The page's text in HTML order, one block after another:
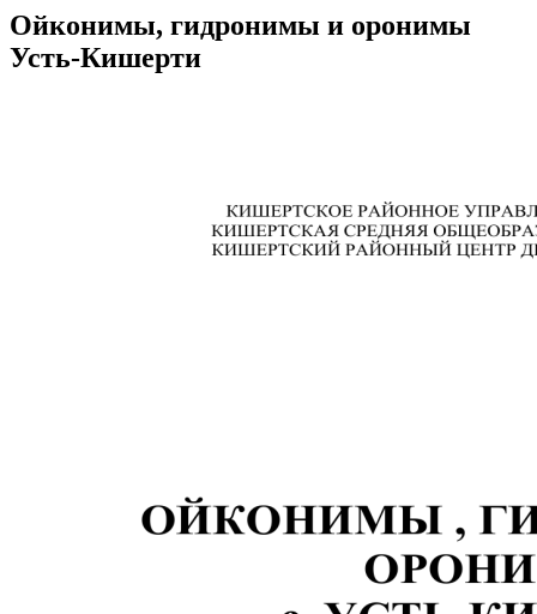
Ойконимы, гидронимы и оронимы
Усть-Кишерти